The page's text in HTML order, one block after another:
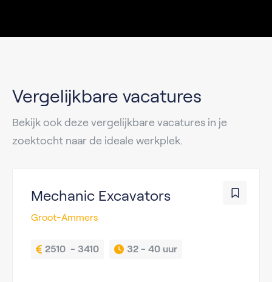
Vergelijkbare vacatures
Bekijk ook deze vergelijkbare vacatures in je
zoektocht naar de ideale werkplek.
Mechanic Excavators
Groot-Ammers
2510  - 3410 32 - 40 uur